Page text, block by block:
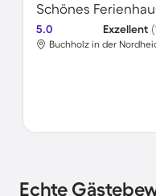
5.0 Exzellent
Buchholz in der
Echte